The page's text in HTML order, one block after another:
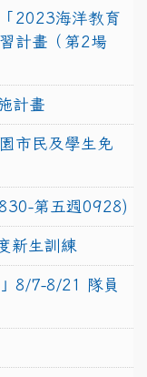
2023海洋教育
計畫（第2場
計畫
市民及學生免
第五週0928)
新生訓練
8/7-8/21 隊員